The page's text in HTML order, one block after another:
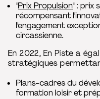
"Prix Propulsion" : prix
récompensant
l'engagement
circassienne.
En 2022, En Piste a
stratégiques
Plans-cadres du
formation loisir et